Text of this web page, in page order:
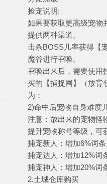
捡宠说明:
如果要获取更高级宠物
提供两种渠道。
击杀BOSS几率获得【
魔谷进行召唤。
召唤出来后，需要使用
买的【捕捉网】（放背
为：
2)命中后宠物自身难度
注意：放出来的宠物怪
提升宠物称号等级，可
捕宠新人：增加6%词
捕宠达人：增加12%词
捕宠神人：增加20%词
2.土城仓库购买